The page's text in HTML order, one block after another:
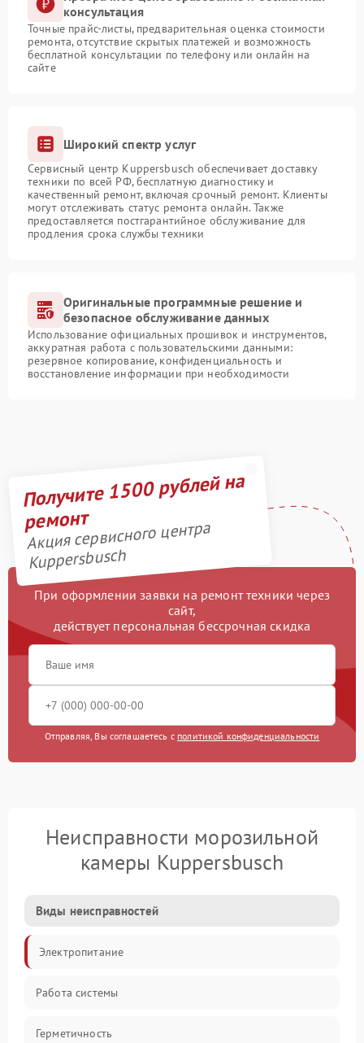
консультация
Точные прайс-листы, предварительная оценка стоимости
ремонта, отсутствие скрытых платежей и возможность
бесплатной консультации по телефону или онлайн на
сайте
Широкий спектр услуг
Сервисный центр Kuppersbusch обеспечивает доставку
техники по всей РФ, бесплатную диагностику и
качественный ремонт, включая срочный ремонт. Клиенты
могут отслеживать статус ремонта онлайн. Также
предоставляется постгарантийное обслуживание для
продления срока службы техники
Оригинальные программные решение и
безопасное обслуживание данных
Использование официальных прошивок и инструментов,
аккуратная работа с пользовательскими данными:
резервное копирование, конфиденциальность и
восстановление информации при необходимости
Получите 1500 рублей на
ремонт
Акция сервисного центра
Kuppersbusch
При оформлении заявки на ремонт техники через
сайт,
действует персональная бессрочная скидка
Отправляя, Вы соглашаетесь с политикой конфиденциальности
Неисправности морозильной
камеры Kuppersbusch
Виды неисправностей
Электропитание
Работа системы
Герметичность